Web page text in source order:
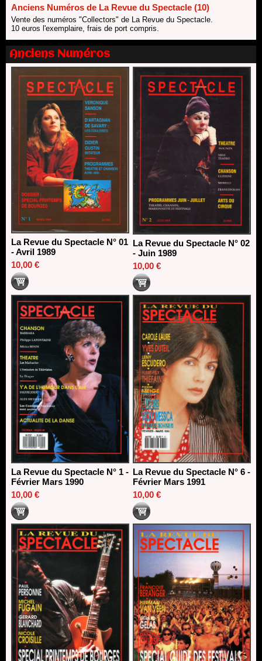
18/06/2026
Les 10 lauréats du Fonds Grandes Formes Théâtre 2026
SACD
13/06/2026
Nomination de Nathalie Garraud et Olivier Saccomano à la
direction du Théâtre de Gennevilliers - CDN
13/06/2026
Dispositif SACD Auteurs d'espaces : les lauréats 2026
18/03/2026
Anciens Numéros de La Revue du Spectacle (10)
Vente des numéros "Collectors" de La Revue du Spectacle.
10 euros l'exemplaire, frais de port compris.
Anciens Numéros
La Revue du Spectacle N° 01
- Avril 1989
10,00 €
La Revue du Spectacle N° 02
- Juin 1989
10,00 €
La Revue du Spectacle N° 1 -
Février Mars 1990
10,00 €
La Revue du Spectacle N° 6 -
Février Mars 1991
10,00 €